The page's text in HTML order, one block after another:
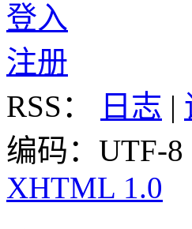
登入
注册
RSS：
日志 |
编码：UTF-8
XHTML 1.0